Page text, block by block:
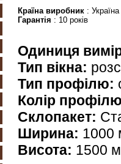
Країна виробник : Україна
Гарантія : 10 років
Одиниця
Тип вікна:
Тип профілю:
Колір
Склопакет:
Ширина: 1000
Висота: 1500